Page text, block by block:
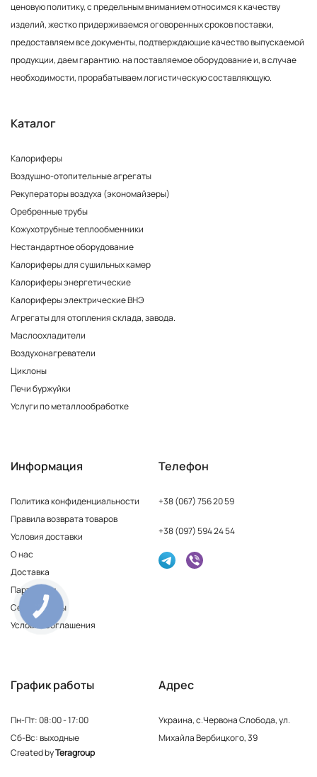
ценовую политику, с предельным вниманием относимся к качеству
изделий, жестко придерживаемся оговоренных сроков поставки,
предоставляем все документы, подтверждающие качество выпускаемой
продукции, даем гарантию. на поставляемое оборудование и, в случае
необходимости, прорабатываем логистическую составляющую.
Каталог
Калориферы
Воздушно-отопительные агрегаты
Рекуператоры воздуха (экономайзеры)
Оребренные трубы
Кожухотрубные теплообменники
Нестандартное оборудование
Калориферы для сушильных камер
Калориферы энергетические
Калориферы электрические ВНЭ
Агрегаты для отопления склада, завода.
Маслоохладители
Воздухонагреватели
Циклоны
Печи буржуйки
Услуги по металлообработке
Информация
Политика конфиденциальности
Правила возврата товаров
Условия доставки
О нас
Доставка
Партнерам
Сертификаты
Условия соглашения
Телефон
+38 (067) 756 20 59
+38 (097) 594 24 54
График работы
Пн-Пт: 08:00 - 17:00
Сб-Вс: выходные
Адрес
Украина, с.Червона Слобода, ул.
Михайла Вербицкого, 39
Created byTeragroup
КНОПКА
ЗВ'ЯЗКУ